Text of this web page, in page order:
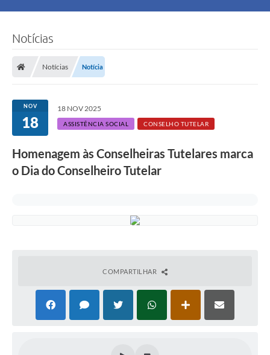
Notícias
Notícias Notícia
NOV
18
18 NOV 2025
ASSISTÊNCIA SOCIAL CONSELHO TUTELAR
Homenagem às Conselheiras Tutelares marca
o Dia do Conselheiro Tutelar
COMPARTILHAR